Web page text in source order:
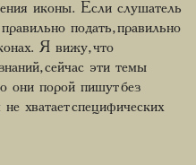
иконы. Если слушатель
подать, правильно
Я вижу, что
сейчас эти темы
они порой пишут без
хватает специфических